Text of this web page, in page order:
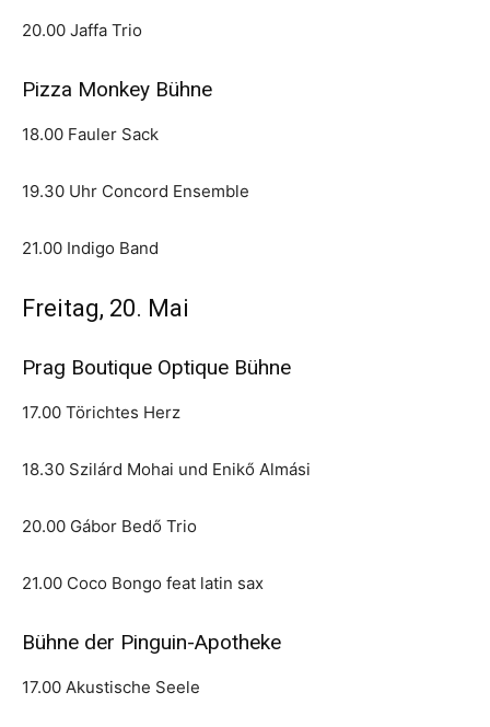
20.00 Jaffa Trio
Pizza Monkey Bühne
18.00 Fauler Sack
19.30 Uhr Concord Ensemble
21.00 Indigo Band
Freitag, 20. Mai
Prag Boutique Optique Bühne
17.00 Törichtes Herz
18.30 Szilárd Mohai und Enikő Almási
20.00 Gábor Bedő Trio
21.00 Coco Bongo feat latin sax
Bühne der Pinguin-Apotheke
17.00 Akustische Seele